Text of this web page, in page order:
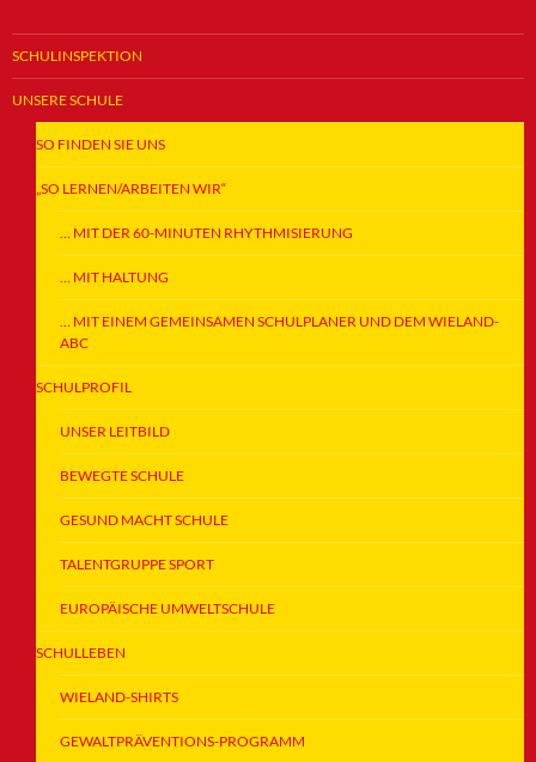
SCHULINSPEKTION
UNSERE SCHULE
SO FINDEN SIE UNS
„SO LERNEN/ARBEITEN WIR“
… MIT DER 60-MINUTEN RHYTHMISIERUNG
… MIT HALTUNG
… MIT EINEM GEMEINSAMEN SCHULPLANER UND DEM WIELAND-
ABC
SCHULPROFIL
UNSER LEITBILD
BEWEGTE SCHULE
GESUND MACHT SCHULE
TALENTGRUPPE SPORT
EUROPÄISCHE UMWELTSCHULE
SCHULLEBEN
WIELAND-SHIRTS
GEWALTPRÄVENTIONS-PROGRAMM